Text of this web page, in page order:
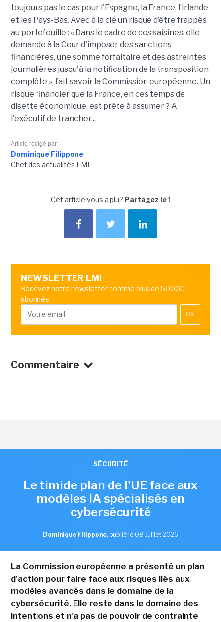
toujours pas le cas pour l'Espagne, la France, l’Irlande
et les Pays-Bas. Avec à la clé un risque d’être frappés
au portefeuille : « Dans le cadre de ces saisines, elle
demande à la Cour d'imposer des sanctions
financières, une somme forfaitaire et des astreintes
journalières jusqu'à la notification de la transposition
complète », fait savoir la Commission européenne. Un
risque financier que la France, en ces temps de
disette économique, est prête à assumer ? A
l'exécutif de trancher...
Article rédigé par
Dominique Filippone
Chef des actualités LMI
Cet article vous a plu? Partagez le !
NEWSLETTER LMI
Recevez notre newsletter comme plus de 50000
abonnés
OK
Commentaire
SÉCURITÉ
Le timide plan de l'UE face aux
modèles IA spécialisés en
cybersécurité
Dominique Filippone, publié le 08 Juillet 2026
La Commission européenne a présenté un plan
d'action pour faire face aux risques liés aux
modèles avancés dans le domaine de la
cybersécurité. Elle reste dans le domaine des
intentions et n'a pas de pouvoir de contrainte